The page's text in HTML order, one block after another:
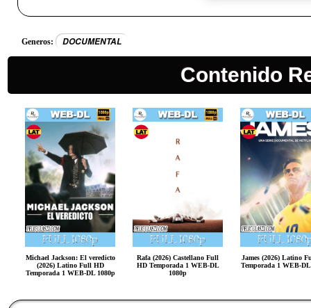
Generos: DOCUMENTAL
Contenido
Michael Jackson: El veredicto
(2026) Latino Full HD
Temporada 1 WEB-DL 1080p
Rafa (2026) Castellano Full
HD Temporada 1 WEB-DL
1080p
James (2026) Latino
Temporada 1 WEB-DL